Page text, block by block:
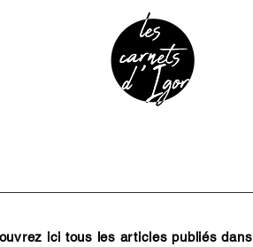
ici tous les articles publiés dans